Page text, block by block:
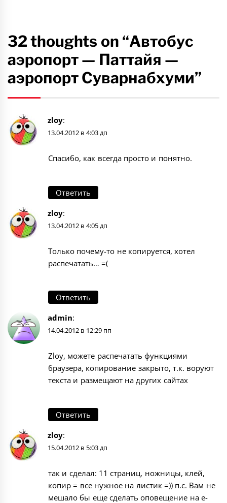
32 thoughts on “Автобус
аэропорт — Паттайя —
аэропорт Суварнабхуми”
zloy:
13.04.2012 в 4:03 дп
Спасибо, как всегда просто и понятно.
Ответить
zloy:
13.04.2012 в 4:05 дп
Только почему-то не копируется, хотел
распечатать… =(
Ответить
admin:
14.04.2012 в 12:29 пп
Zloy, можете распечатать функциями
браузера, копирование закрыто, т.к. воруют
текста и размещают на других сайтах
Ответить
zloy:
15.04.2012 в 5:03 дп
так и сделал: 11 страниц, ножницы, клей,
копир = все нужное на листик =)) п.с. Вам не
мешало бы еще сделать оповещение на e-